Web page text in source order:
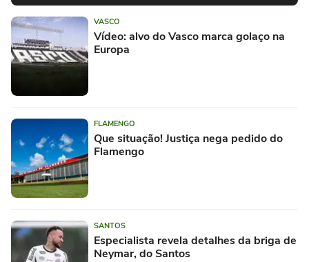
VASCO
Vídeo: alvo do Vasco marca golaço na
Europa
FLAMENGO
Que situação! Justiça nega pedido do
Flamengo
SANTOS
Especialista revela detalhes da briga de
Neymar, do Santos